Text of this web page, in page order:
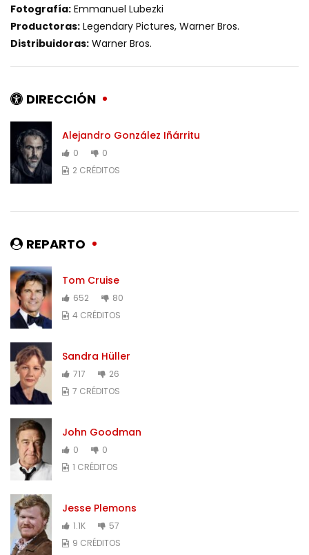
Fotografía: Emmanuel Lubezki
Productoras: Legendary Pictures, Warner Bros.
Distribuidoras: Warner Bros.
DIRECCIÓN
Alejandro González Iñárritu
0
0
2 CRÉDITOS
REPARTO
Tom Cruise
652
80
4 CRÉDITOS
Sandra Hüller
717
26
7 CRÉDITOS
John Goodman
0
0
1 CRÉDITOS
Jesse Plemons
1.1K
57
9 CRÉDITOS